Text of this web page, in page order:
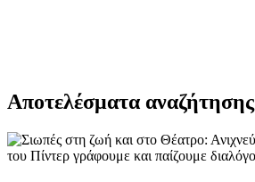
Αποτελέσματα αναζήτησης